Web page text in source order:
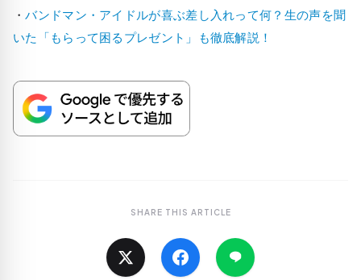
・バンドマン・アイドルが喜ぶ差し入れって何？生の声を聞
いた「もらって困るプレゼント」も徹底解説！
SHARE THIS ARTICLE